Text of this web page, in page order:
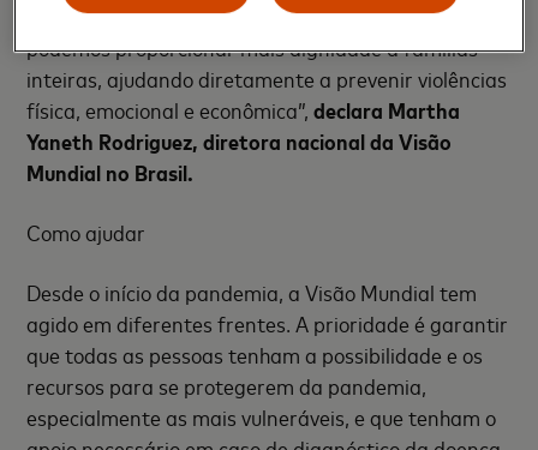
COVID-19 e seu impacto econômico, mas também
podemos proporcionar mais dignidade a famílias
inteiras, ajudando diretamente a prevenir violências
física, emocional e econômica”,declara Martha
Yaneth Rodriguez, diretora nacional da Visão
Mundial no Brasil.
Como ajudar
Desde o início da pandemia, a Visão Mundial tem
agido em diferentes frentes. A prioridade é garantir
que todas as pessoas tenham a possibilidade e os
recursos para se protegerem da pandemia,
especialmente as mais vulneráveis, e que tenham o